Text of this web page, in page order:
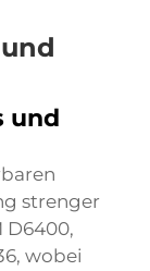
und
strenger
D6400,
wobei